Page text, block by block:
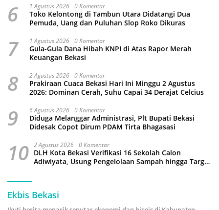
6 1 Agustus 2026 0 Komentar
Toko Kelontong di Tambun Utara Didatangi Dua
Pemuda, Uang dan Puluhan Slop Roko Dikuras
7 1 Agustus 2026 0 Komentar
Gula-Gula Dana Hibah KNPI di Atas Rapor Merah
Keuangan Bekasi
8 2 Agustus 2026 0 Komentar
Prakiraan Cuaca Bekasi Hari Ini Minggu 2 Agustus
2026: Dominan Cerah, Suhu Capai 34 Derajat Celcius
9 6 Agustus 2026 0 Komentar
Diduga Melanggar Administrasi, Plt Bupati Bekasi
Didesak Copot Dirum PDAM Tirta Bhagasasi
10 2 Agustus 2026 0 Komentar
DLH Kota Bekasi Verifikasi 16 Sekolah Calon
Adiwiyata, Usung Pengelolaan Sampah hingga Target
Ekbis Bekasi